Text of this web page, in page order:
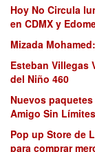
Hoy No Circula
en CDMX y
Mizada
Esteban Villegas
del Niño 460
Nuevos
Amigo Sin Límites
Pop up Store de
para comprar